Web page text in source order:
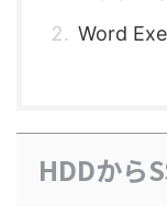
Word
HDDから